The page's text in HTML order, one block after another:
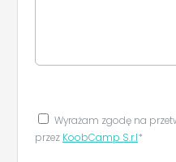
Wyrażam zgodę na
przez KoobCamp S.r.l*